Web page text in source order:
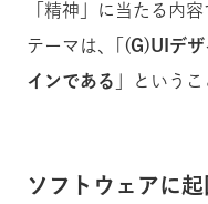
「精神」に当たる内
テーマは、｢ (G)UIデ
インである
」というこ
ソフトウェアに